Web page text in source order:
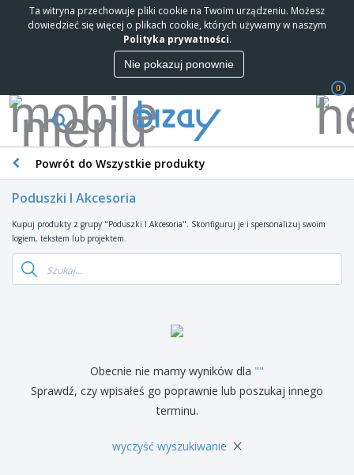
Ta witryna przechowuje pliki cookie na Twoim urządzeniu. Możesz
dowiedzieć się więcej o plikach cookie, których używamy w naszym
Polityka prywatności.
Nie pokazuj ponownie
0
Powrót do Wszystkie produkty
Poduszki I Akcesoria
Kupuj produkty z grupy "Poduszki I Akcesoria". Skonfiguruj je i spersonalizuj swoim
logiem, tekstem lub projektem.
Obecnie nie mamy wyników dla ""
Sprawdź, czy wpisałeś go poprawnie lub poszukaj innego
terminu.
wyczyść wyszukiwanie ×